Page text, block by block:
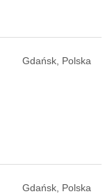
Gdańsk, Polska
Gdańsk, Polska